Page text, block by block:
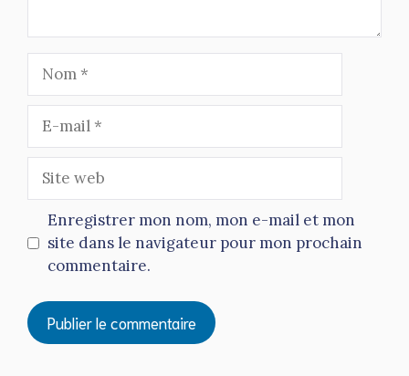
mail
web
Enregistrer mon nom, mon e-mail et mon
site dans le navigateur pour mon prochain
commentaire.